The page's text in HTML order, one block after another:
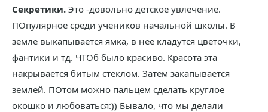
Секретики. Это -довольно детское увлечение.
ПОпулярное среди учеников начальной школы. В
земле выкапывается ямка, в нее кладутся цветочки,
фантики и тд. ЧТОб было красиво. Красота эта
накрывается битым стеклом. Затем закапывается
землей. ПОтом можно пальцем сделать круглое
окошко и любоваться:)) Бывало, что мы делали